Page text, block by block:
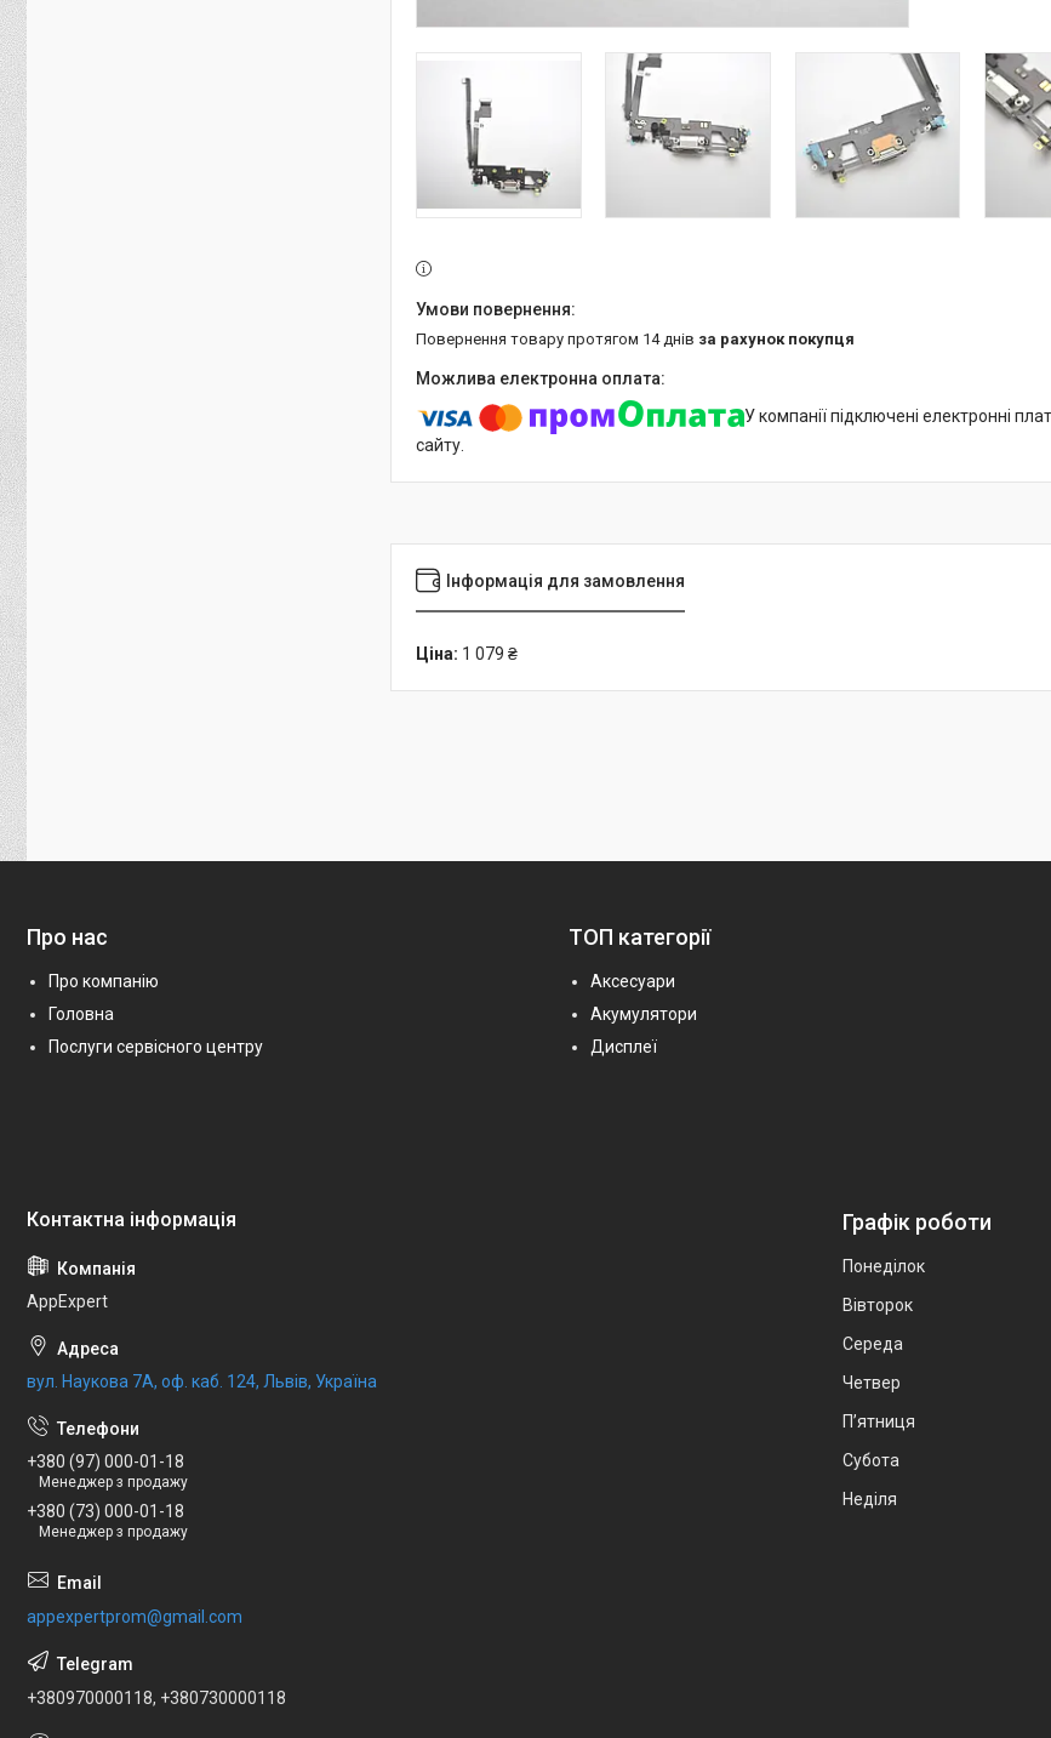
повернення товару протягом 14 днів за рахунок покупця
У компанії підключені електронні
сайту.
Інформація для замовлення
Ціна: 1 079 ₴
Про нас
Про компанію
Головна
Послуги сервісного центру
ТОП категорії
Аксесуари
Акумулятори
Дисплеї
AppExpert
вул. Наукова 7А, оф. каб. 124, Львів, Україна
+380 (97) 000-01-18
Менеджер з продажу
+380 (73) 000-01-18
Менеджер з продажу
appexpertprom@gmail.com
+380970000118, +380730000118
Графік роботи
Понеділок
Вівторок
Середа
Четвер
Пʼятниця
Субота
Неділя